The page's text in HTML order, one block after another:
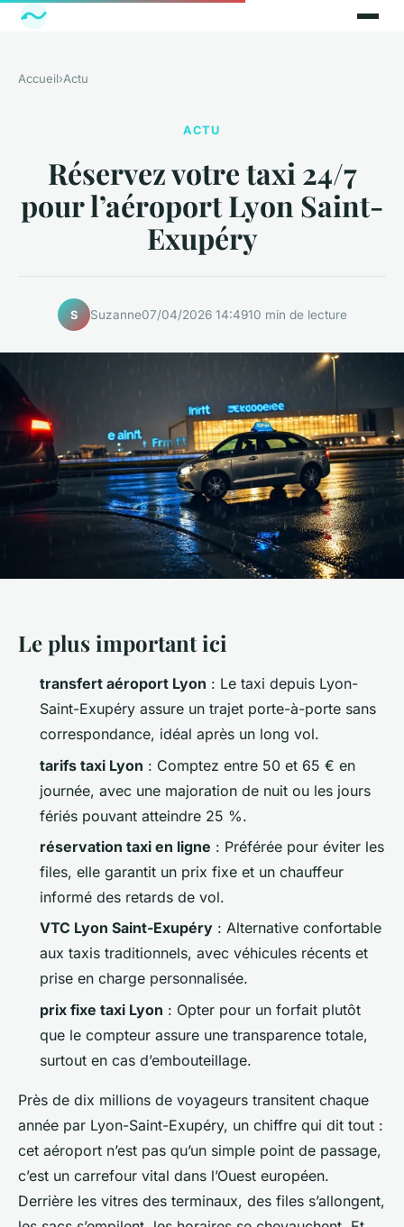
Accueil›Actu
ACTU
Réservez votre taxi 24/7
pour l’aéroport Lyon Saint-
Exupéry
S Suzanne07/04/2026 14:4910 min de lecture
Le plus important ici
transfert aéroport Lyon : Le taxi depuis Lyon-
Saint-Exupéry assure un trajet porte-à-porte sans
correspondance, idéal après un long vol.
tarifs taxi Lyon : Comptez entre 50 et 65 € en
journée, avec une majoration de nuit ou les jours
fériés pouvant atteindre 25 %.
réservation taxi en ligne : Préférée pour éviter les
files, elle garantit un prix fixe et un chauffeur
informé des retards de vol.
VTC Lyon Saint-Exupéry : Alternative confortable
aux taxis traditionnels, avec véhicules récents et
prise en charge personnalisée.
prix fixe taxi Lyon : Opter pour un forfait plutôt
que le compteur assure une transparence totale,
surtout en cas d’embouteillage.
Près de dix millions de voyageurs transitent chaque
année par Lyon-Saint-Exupéry, un chiffre qui dit tout :
cet aéroport n’est pas qu’un simple point de passage,
c’est un carrefour vital dans l’Ouest européen.
Derrière les vitres des terminaux, des files s’allongent,